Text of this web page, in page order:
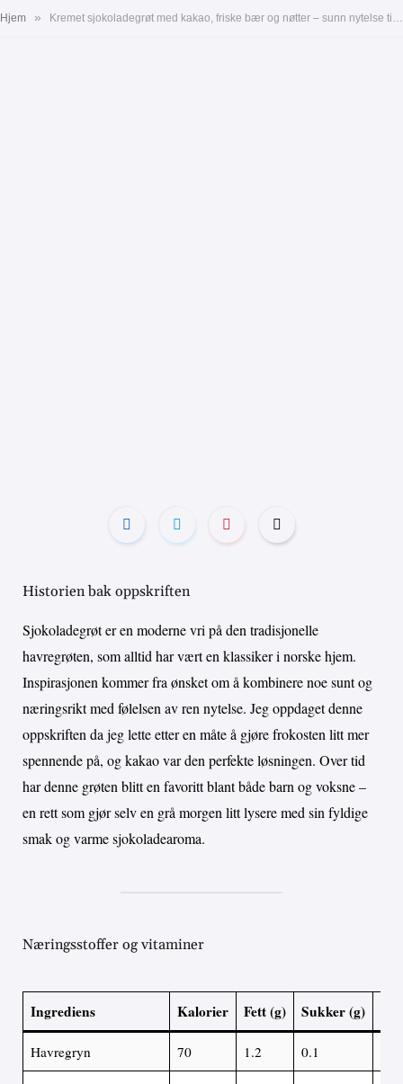
Hjem »
Historien bak oppskriften
Sjokoladegrøt er en moderne vri på den tradisjonelle
havregrøten, som alltid har vært en klassiker i norske hjem.
Inspirasjonen kommer fra ønsket om å kombinere noe sunt og
næringsrikt med følelsen av ren nytelse. Jeg oppdaget denne
oppskriften da jeg lette etter en måte å gjøre frokosten litt mer
spennende på, og kakao var den perfekte løsningen. Over tid
har denne grøten blitt en favoritt blant både barn og voksne –
en rett som gjør selv en grå morgen litt lysere med sin fyldige
smak og varme sjokoladearoma.
Næringsstoffer og vitaminer
Ingrediens Kalorier Fett (g) Sukker (g)
Havregryn 70 1.2 0.1